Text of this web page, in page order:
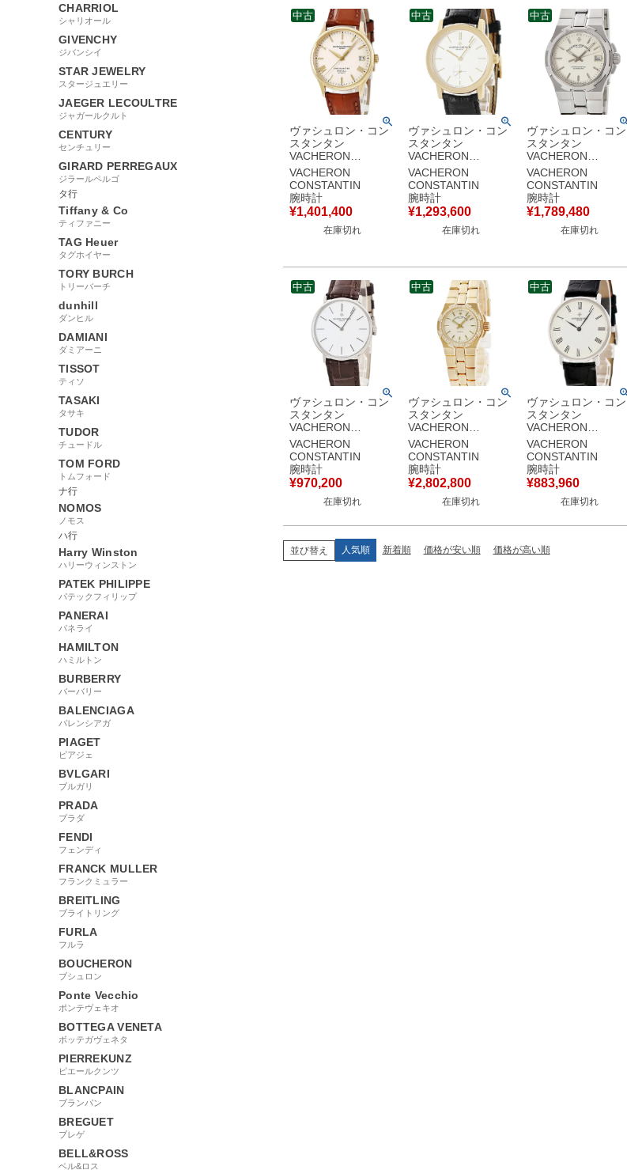
CHARRIOL
シャリオール
GIVENCHY
ジバンシイ
STAR JEWELRY
スタージュエリー
JAEGER LECOULTRE
ジャガールクルト
CENTURY
センチュリー
GIRARD PERREGAUX
ジラールペルゴ
タ行
Tiffany & Co
ティファニー
TAG Heuer
タグホイヤー
TORY BURCH
トリーバーチ
dunhill
ダンヒル
DAMIANI
ダミアーニ
TISSOT
ティソ
TASAKI
タサキ
TUDOR
チュードル
TOM FORD
トムフォード
ナ行
NOMOS
ノモス
ハ行
Harry Winston
ハリーウィンストン
PATEK PHILIPPE
パテックフィリップ
PANERAI
パネライ
HAMILTON
ハミルトン
BURBERRY
バーバリー
BALENCIAGA
バレンシアガ
PIAGET
ピアジェ
BVLGARI
ブルガリ
PRADA
プラダ
FENDI
フェンディ
FRANCK MULLER
フランクミュラー
BREITLING
ブライトリング
FURLA
フルラ
BOUCHERON
ブシュロン
Ponte Vecchio
ポンテヴェキオ
BOTTEGA VENETA
ボッテガヴェネタ
PIERREKUNZ
ピエールクンツ
BLANCPAIN
ブランパン
BREGUET
ブレゲ
BELL&ROSS
ベル&ロス
ヴァシュロン・コン
スタンタン
VACHERON
CONSTANTIN パト
リモニー クロノメー
ター ロワイヤル
47022/000J-8654
K18YG無垢 メンズ
腕時計自動巻き ベー
VACHERON
CONSTANTIN
腕時計
¥1,401,400
在庫切れ
中古
ヴァシュロン・コン
スタンタン
VACHERON
CONSTANTIN ソレ
イユ ルヴァン
91020/000J-8827
K18YG無垢 スモール
セコンド メンズ 腕時
計手巻き シルバー
VACHERON
CONSTANTIN
腕時計
¥1,293,600
在庫切れ
中古
ヴァシュロン・コン
スタンタン
VACHERON
CONSTANTIN オー
ヴァーシーズ ラージ
サイズ 42040/423A-
8458 デイト メンズ
腕時計自動巻き シル
バー 【中古】
VACHERON
CONSTANTIN
腕時計
¥1,789,480
在庫切れ
中古
ヴァシュロン・コン
スタンタン
VACHERON
CONSTANTIN パト
リモニー ウルトラス
リム 31160/000G-
8805 OH済 K18WG
無垢 薄型 メンズ 腕
時計手巻き ホワイト
VACHERON
CONSTANTIN
腕時計
¥970,200
在庫切れ
中古
ヴァシュロン・コン
スタンタン
VACHERON
CONSTANTIN オー
ヴァーシーズ
16550/423J K18YG
無垢 純正ダイヤ アイ
ボリー レディース 腕
時計クオーツ ホワイ
VACHERON
CONSTANTIN
腕時計
¥2,802,800
在庫切れ
中古
ヴァシュロン・コン
スタンタン
VACHERON
CONSTANTIN エッ
センシャル
33160/000G-0241
K18WG無垢 ローマ
ン 白 メンズ 腕時計
手巻き ホワイト 【中
VACHERON
CONSTANTIN
腕時計
¥883,960
在庫切れ
中古
並び替え 人気順 新着順 価格が安い順 価格が高い順